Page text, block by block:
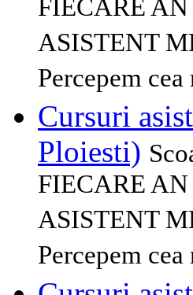
FIECARE AN
ASISTENT
Percepem
Cursuri
Ploiesti)
FIECARE AN
ASISTENT
Percepem